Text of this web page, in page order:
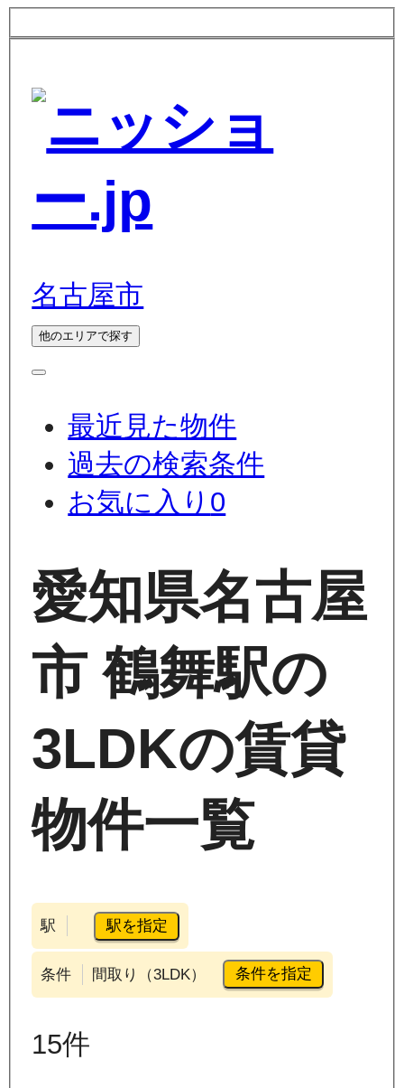
名古屋市
他のエリアで探す
最近見た物件
過去の検索条件
お気に入り 0
愛知県名古屋
市 鶴舞駅の
3LDKの賃貸
物件一覧
駅 駅を指定
条件 間取り（3LDK） 条件を指定
15件